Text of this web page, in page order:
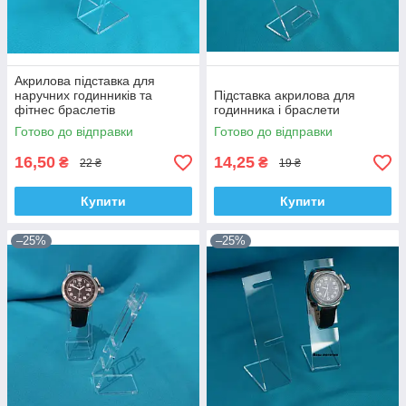
Акрилова підставка для
наручних годинників та
фітнес браслетів
Готово до відправки
16,50 ₴ 22 ₴
Купити
Підставка акрилова для
годинника і браслети
Готово до відправки
14,25 ₴ 19 ₴
Купити
–25% –25%